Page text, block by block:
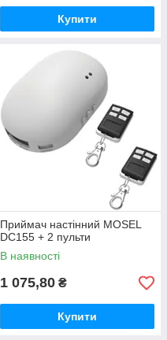
Купити
Приймач настінний MOSEL
DC155 + 2 пульти
В наявності
1 075,80 ₴
Купити